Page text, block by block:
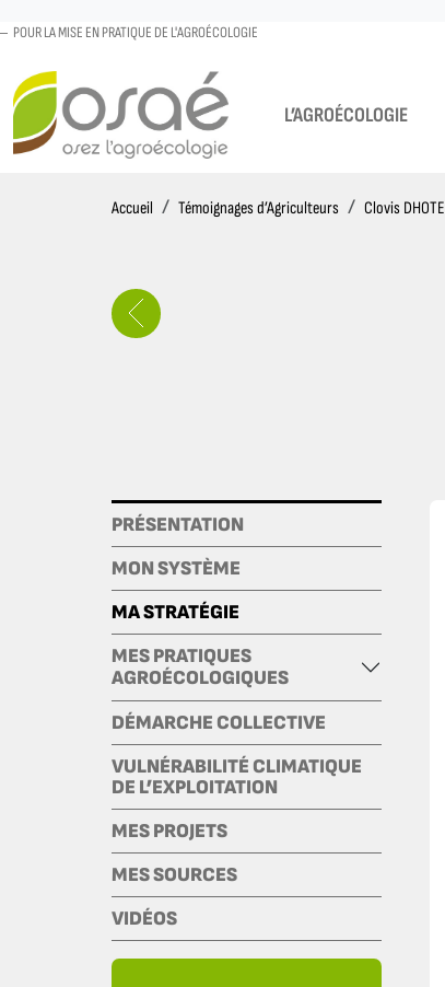
POUR LA MISE EN PRATIQUE DE L'AGROÉCOLOGIE
L’AGROÉCOLOGIE
Accueil AccueilTémoignages d’Agriculteurs Clovis DHOTE
PRÉSENTATION
MON SYSTÈME
MA STRATÉGIE
MES PRATIQUES
AGROÉCOLOGIQUES
DÉMARCHE COLLECTIVE
VULNÉRABILITÉ CLIMATIQUE
DE L’EXPLOITATION
MES PROJETS
MES SOURCES
VIDÉOS